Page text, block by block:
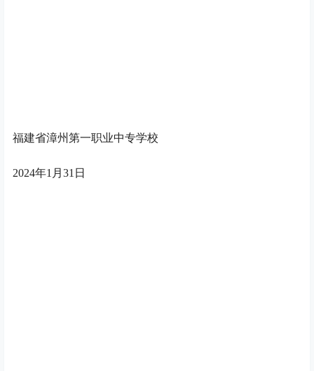
福建省漳州第一职业中专学校
2024年1 月 31 日